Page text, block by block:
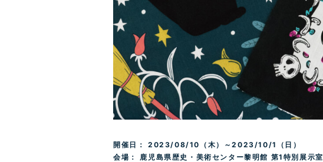
開催日： 2023/08/10（木）～2023/10/1（日）
会場： 鹿児島県歴史・美術センター黎明館 第1特別展示室